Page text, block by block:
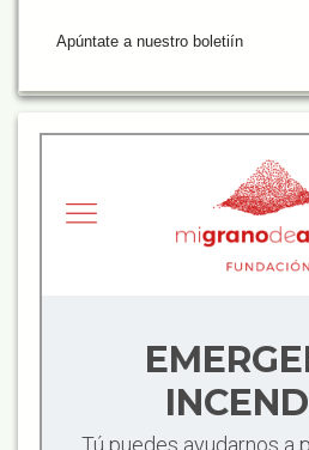
Apúntate a nuestro boletiín